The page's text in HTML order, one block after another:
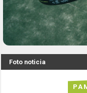
Foto noticia